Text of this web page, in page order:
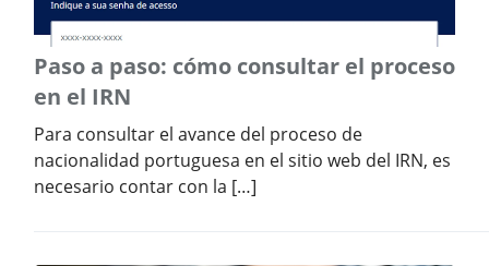
Paso a paso: cómo consultar el proceso
en el IRN
Para consultar el avance del proceso de
nacionalidad portuguesa en el sitio web del IRN, es
necesario contar con la […]